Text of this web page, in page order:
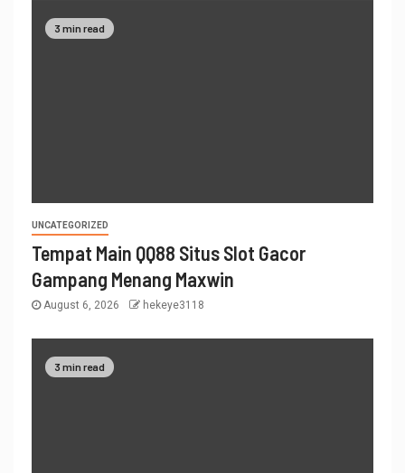
3 min read
UNCATEGORIZED
Tempat Main QQ88 Situs Slot Gacor
Gampang Menang Maxwin
August 6, 2026 hekeye3118
3 min read